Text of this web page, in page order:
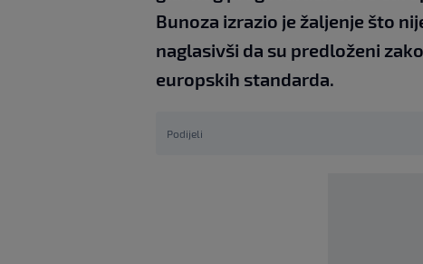
Bunoza izrazio je žaljenje što
naglasivši da su predloženi
europskih standarda.
Podijeli